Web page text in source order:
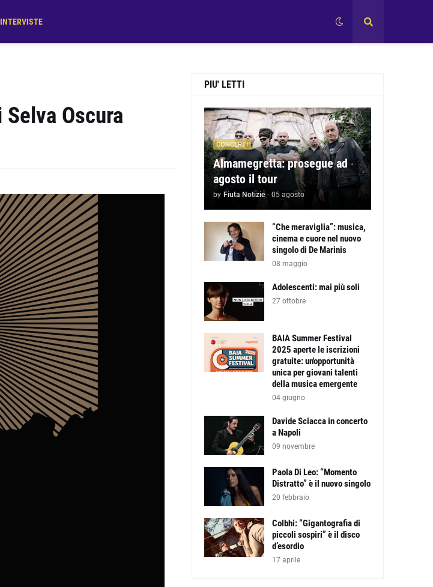
INTERVISTE
Oscura
PIU' LETTI
CONCERTI
Almamegretta: prosegue ad
agosto il tour
by Fiuta Notizie - 05 agosto
“Che meraviglia”: musica,
cinema e cuore nel nuovo
singolo di De Marinis
08 maggio
Adolescenti: mai più soli
27 ottobre
BAIA Summer Festival
2025 aperte le iscrizioni
gratuite: un'opportunità
unica per giovani talenti
della musica emergente
04 giugno
Davide Sciacca in concerto
a Napoli
09 novembre
Paola Di Leo: “Momento
Distratto” è il nuovo singolo
20 febbraio
Colbhi: “Gigantografia di
piccoli sospiri” è il disco
d’esordio
17 aprile